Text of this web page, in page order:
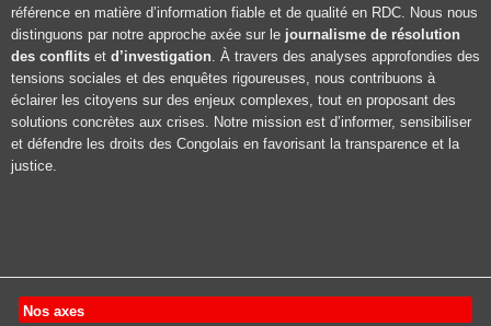
référence en matière d’information fiable et de qualité en RDC. Nous nous
distinguons par notre approche axée sur le journalisme de résolution
des conflits et d’investigation. À travers des analyses approfondies des
tensions sociales et des enquêtes rigoureuses, nous contribuons à
éclairer les citoyens sur des enjeux complexes, tout en proposant des
solutions concrètes aux crises. Notre mission est d’informer, sensibiliser
et défendre les droits des Congolais en favorisant la transparence et la
justice.
Nos axes